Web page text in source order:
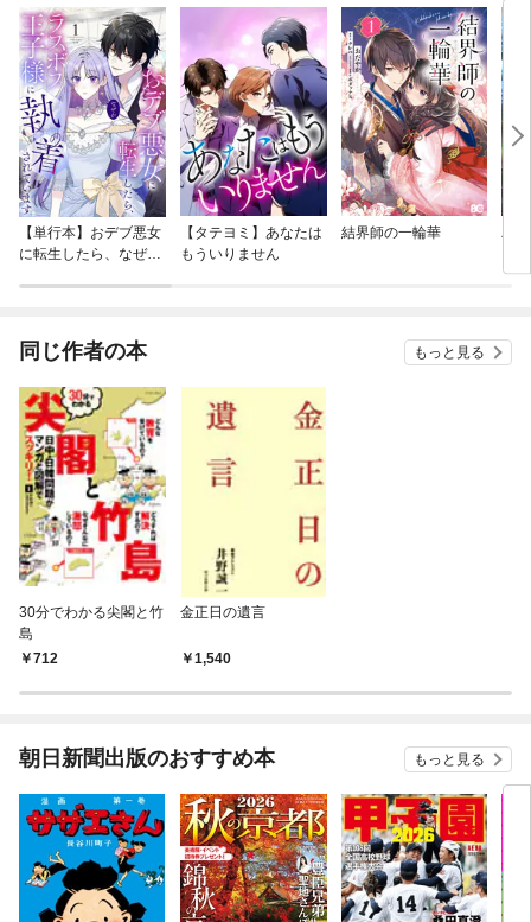
【単行本】おデブ悪女
に転生したら、なぜか
【タテヨミ】あなたは
もういりません
結界師の一輪華
バ
今
同じ作者の本 もっと見る
30分でわかる尖閣と竹
島
712
金正日の遺言
1,540
朝日新聞出版のおすすめ本 もっと見る